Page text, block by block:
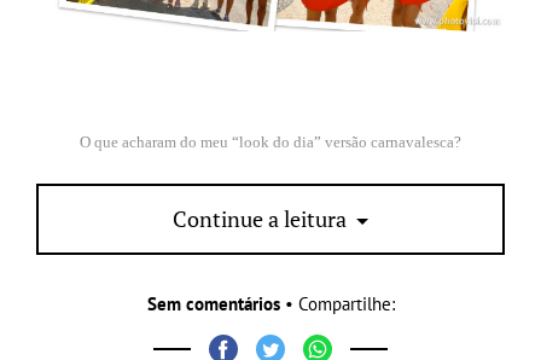
O que acharam do meu “look do dia” versão carnavalesca?
Continue a leitura
Sem comentários• Compartilhe: